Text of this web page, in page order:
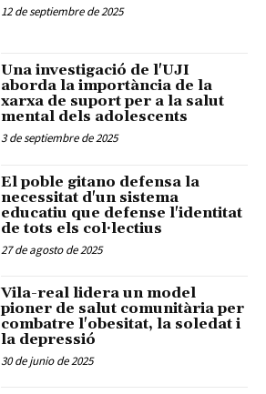
12 de septiembre de 2025
Una investigació de l'UJI
aborda la importància de la
xarxa de suport per a la salut
mental dels adolescents
3 de septiembre de 2025
El poble gitano defensa la
necessitat d'un sistema
educatiu que defense l'identitat
de tots els col·lectius
27 de agosto de 2025
Vila-real lidera un model
pioner de salut comunitària per
combatre l'obesitat, la soledat i
la depressió
30 de junio de 2025